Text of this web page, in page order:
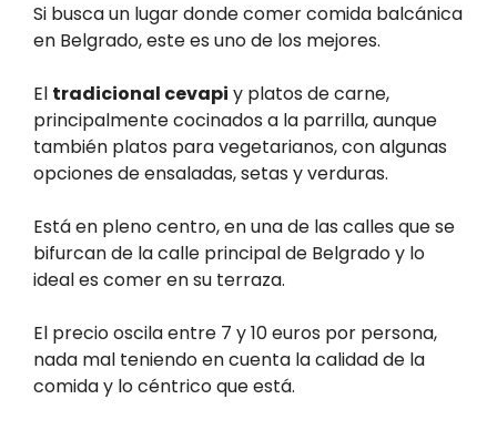
Si busca un lugar donde comer comida balcánica
en Belgrado, este es uno de los mejores.
El tradicional cevapi y platos de carne,
principalmente cocinados a la parrilla, aunque
también platos para vegetarianos, con algunas
opciones de ensaladas, setas y verduras.
Está en pleno centro, en una de las calles que se
bifurcan de la calle principal de Belgrado y lo
ideal es comer en su terraza.
El precio oscila entre 7 y 10 euros por persona,
nada mal teniendo en cuenta la calidad de la
comida y lo céntrico que está.